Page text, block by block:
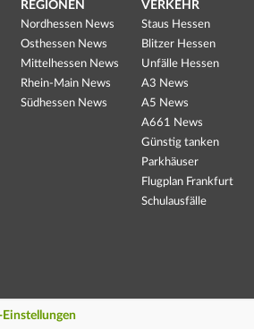
REGIONEN
Nordhessen News
Osthessen News
Mittelhessen News
Rhein-Main News
Südhessen News
VERKEHR
Staus Hessen
Blitzer Hessen
Unfälle Hessen
A3 News
A5 News
A661 News
Günstig tanken
Parkhäuser
Flugplan Frankfurt
Schulausfälle